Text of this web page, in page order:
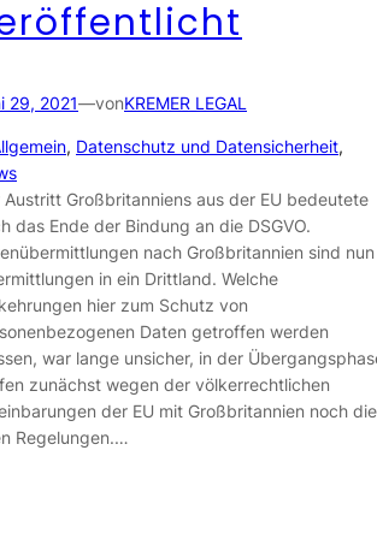
29, 2021—vonKREMER LEGAL
, Datenschutz und Datensicherheit
Austritt Großbritanniens aus der EU bedeutete
das Ende der Bindung an die DSGVO.
nach Großbritannien sind nun
in ein Drittland. Welche
hier zum Schutz von
Daten getroffen werden
war lange unsicher, in der
zunächst wegen der völkerrechtlichen
der EU mit Großbritannien noch die
Regelungen.…